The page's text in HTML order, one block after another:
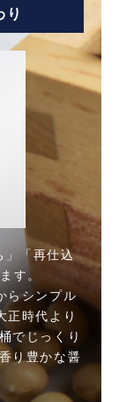
り
」「再仕込
す。
らシンプル
正時代より
でじっくり
り豊かな醤